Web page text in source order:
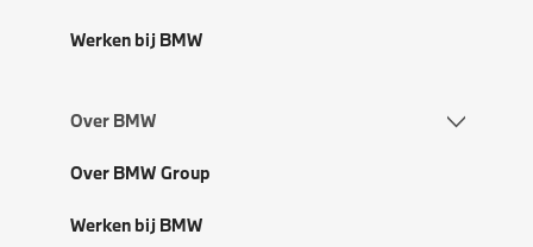
Werken bij BMW
Over BMW
Over BMW Group
Werken bij BMW